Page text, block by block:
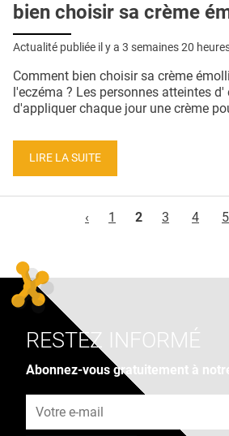
bien choisir sa crème
Actualité publiée il y a 3 semaines 20
Comment bien choisir sa crème
l'eczéma ? Les personnes atteintes
d'appliquer chaque jour une crème
LIRE LA SUITE
‹
1 2 3 4 5
RESTEZ INFORMÉ
Abonnez-vous gratuitement à